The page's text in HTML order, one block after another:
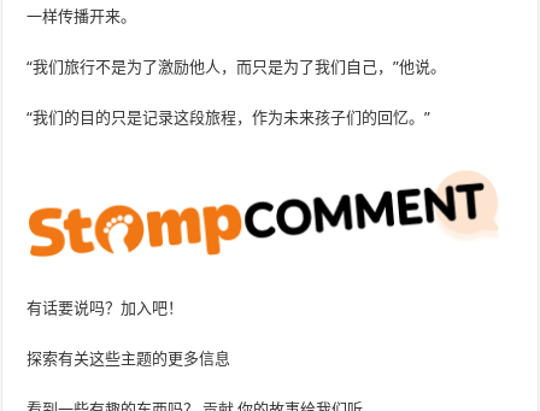
一样传播开来。
“我们旅行不是为了激励他人，而只是为了我们自己，”他说。
“我们的目的只是记录这段旅程，作为未来孩子们的回忆。”
有话要说吗？加入吧！
探索有关这些主题的更多信息